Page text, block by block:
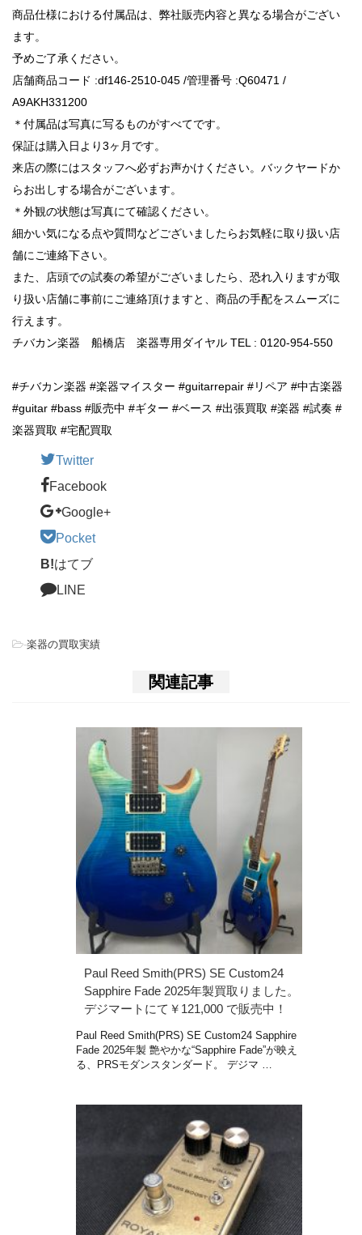
商品仕様における付属品は、弊社販売内容と異なる場合がござい
ます。
予めご了承ください。
店舗商品コード :df146-2510-045 /管理番号 :Q60471 /
A9AKH331200
＊付属品は写真に写るものがすべてです。
保証は購入日より3ヶ月です。
来店の際にはスタッフへ必ずお声かけください。バックヤードか
らお出しする場合がございます。
＊外観の状態は写真にて確認ください。
細かい気になる点や質問などございましたらお気軽に取り扱い店
舗にご連絡下さい。
また、店頭での試奏の希望がございましたら、恐れ入りますが取
り扱い店舗に事前にご連絡頂けますと、商品の手配をスムーズに
行えます。
チバカン楽器 船橋店 楽器専用ダイヤル TEL : 0120-954-550
#チバカン楽器 #楽器マイスター #guitarrepair #リペア #中古楽器
#guitar #bass #販売中 #ギター #ベース #出張買取 #楽器 #試奏 #
楽器買取 #宅配買取
Twitter
Facebook
Google+
Pocket
B!はてブ
LINE
-楽器の買取実績
関連記事
Paul Reed Smith(PRS) SE Custom24
Sapphire Fade 2025年製買取りました。
デジマートにて￥121,000 で販売中！
Paul Reed Smith(PRS) SE Custom24 Sapphire
Fade 2025年製 艶やかな“Sapphire Fade”が映え
る、PRSモダンスタンダード。 デジマ …